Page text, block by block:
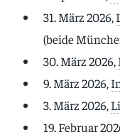
31. März 2026,
(beide
30. März 2026,
9. März 2026,
3. März 2026,
19. Februar